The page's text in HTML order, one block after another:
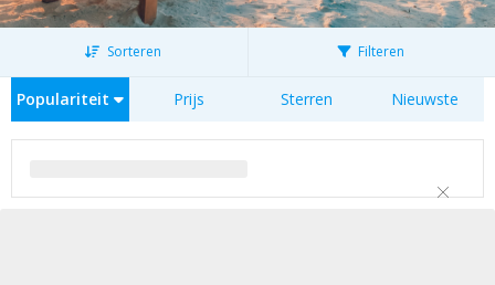
Sorteren Filteren
Populariteit Prijs Sterren Nieuwste